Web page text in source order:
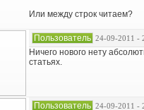
Или между строк читаем?
Пользователь 24-09-2011 -
Ничего нового нету
статьях.
Пользователь 24-09-2011 -